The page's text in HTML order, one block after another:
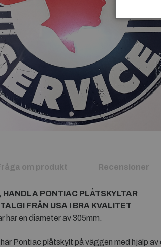
om produkt Recensioner
HANDLA PONTIAC PLÅTSKYLTAR
FRÅN USA I BRA KVALITET
har en diameter av 305mm.
Pontiac plåtskylt på väggen med hjälp